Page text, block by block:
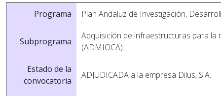
Programa Plan Andaluz de Investigación,
Subprograma
Adquisición de infraestructuras para
(ADMIOCA).
Estado de la
convocatoria
ADJUDICADA a la empresa Dilus, S.A.